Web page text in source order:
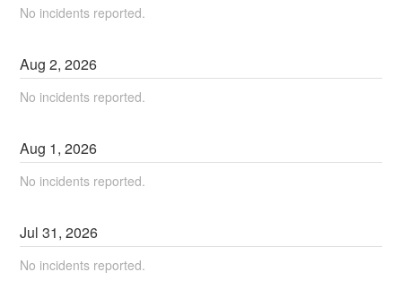
No incidents reported.
Aug2,2026
No incidents reported.
Aug 1,2026
No incidents reported.
Jul31,2026
No incidents reported.